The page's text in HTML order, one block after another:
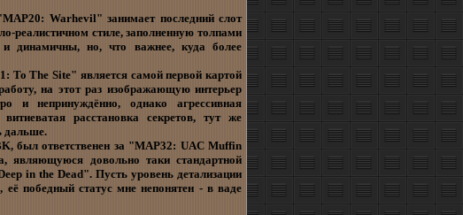
Warhevil" занимает последний слот
реалистичном стиле, заполненную толпами
и динамичны, но, что важнее, куда более
To The Site" является самой первой картой
на этот раз изображающую интерьер
и непринуждённо, однако агрессивная
расстановка секретов, тут же
дальше.
был ответственен за "MAP32: UAC Muffin
являющуюся довольно таки стандартной
in the Dead". Пусть уровень детализации
победный статус мне непонятен - в ваде